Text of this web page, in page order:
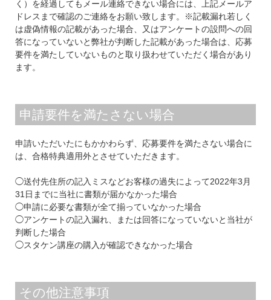
く）を経過してもメール連絡できない場合には、上記メールア
ドレスまで確認のご連絡をお願い致します。※記載漏れ若しく
は虚偽情報の記載があった場合、又はアンケートの設問への回
答になっていないと弊社が判断した記載があった場合は、応募
要件を満たしていないものと取り扱わせていただく場合があり
ます。
申請要件を満たさない場合
申請いただいたにもかかわらず、応募要件を満たさない場合に
は、合格特典適用外とさせていただきます。
◯送付先住所の記入ミスなどお客様の過失によって2022年3月
31日までに当社に書類が届かなかった場合
◯申請に必要な書類が全て揃っていなかった場合
◯アンケートの記入漏れ、または回答になっていないと当社が
判断した場合
◯スタケン講座の購入が確認できなかった場合
その他注意事項